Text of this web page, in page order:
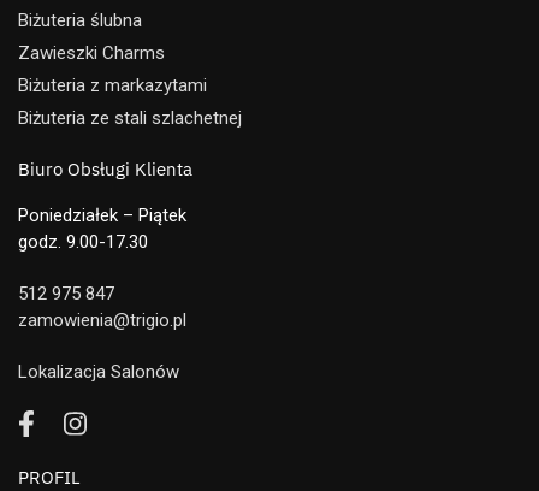
Biżuteria ślubna
Zawieszki Charms
Biżuteria z markazytami
Biżuteria ze stali szlachetnej
Biuro Obsługi Klienta
Poniedziałek – Piątek
godz. 9.00-17.30
512 975 847
zamowienia@trigio.pl
Lokalizacja Salonów
PROFIL